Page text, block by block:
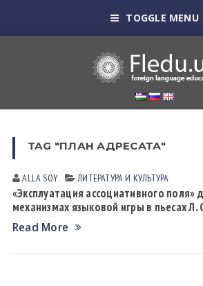
TOGGLE MENU
TAG "ПЛАН АДРЕСАТА"
ALLA SOY ЛИТЕРАТУРА И КУЛЬТУРА
«Эксплуатация ассоциативного поля»
механизмах языковой игры в пьесах Л.
Read More